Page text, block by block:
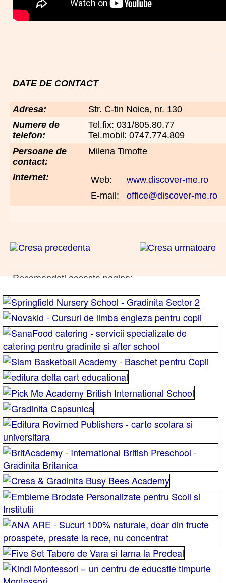
DATE DE CONTACT
Adresa:
Str. C-tin Noica, nr. 130
Numere de
telefon:
Tel.fix: 031/805.80.77
Tel.mobil: 0747.774.809
Persoane de
contact:
Milena Timofte
Internet: Web:
www.discover-me.ro
E-mail:
office@discover-me.ro
Recomandati aceasta pagina: